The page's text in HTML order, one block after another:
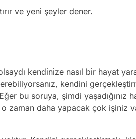
ve yeni şeyler dener.
kendinize nasıl bir hayat
kendini
bu soruya, şimdi yaşadığınız
o zaman daha yapacak çok işiniz